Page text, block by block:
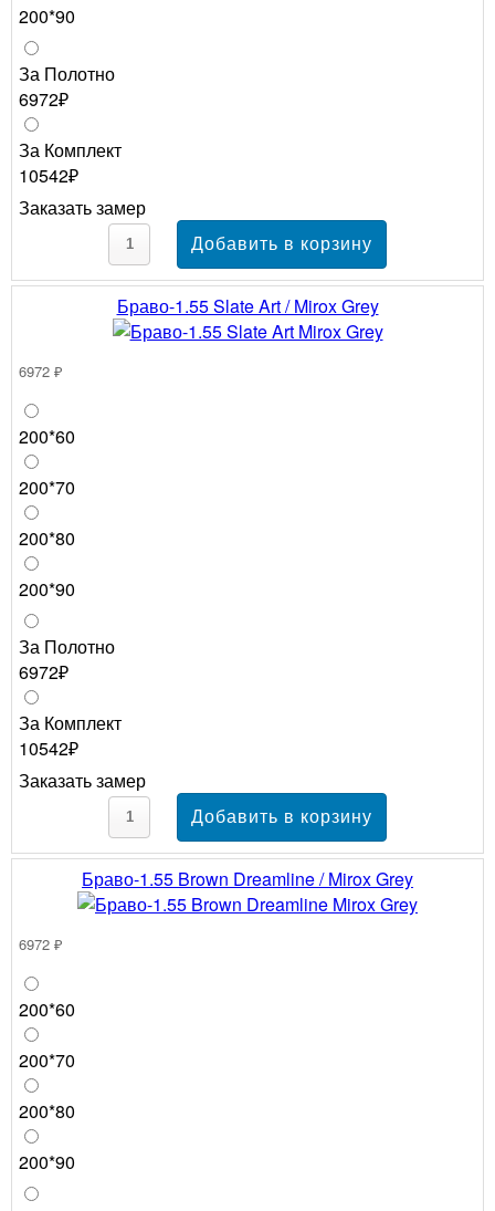
200*90
За Полотно
6972₽
За Комплект
10542₽
Заказать замер
Браво-1.55 Slate Art / Mirox Grey
6972 ₽
200*60
200*70
200*80
200*90
За Полотно
6972₽
За Комплект
10542₽
Заказать замер
Браво-1.55 Brown Dreamline / Mirox Grey
6972 ₽
200*60
200*70
200*80
200*90